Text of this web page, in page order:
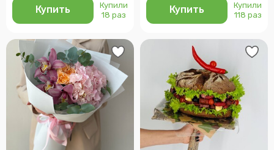
Купить
Купили
18 раз
Купить
Купили
118 раз